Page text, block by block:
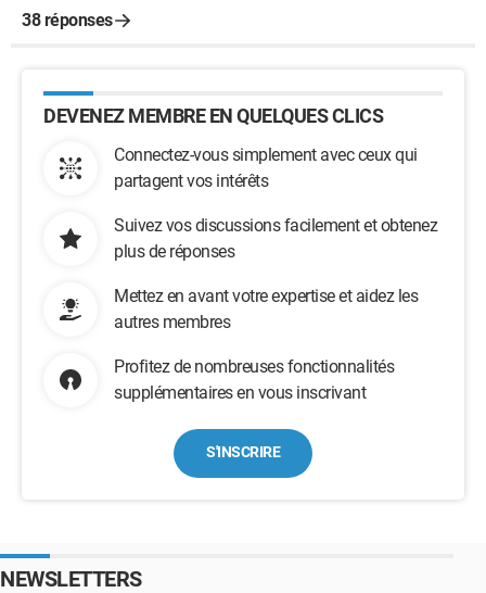
38 réponses
DEVENEZ MEMBRE EN QUELQUES CLICS
Connectez-vous simplement avec ceux qui
partagent vos intérêts
Suivez vos discussions facilement et obtenez
plus de réponses
Mettez en avant votre expertise et aidez les
autres membres
Profitez de nombreuses fonctionnalités
supplémentaires en vous inscrivant
S'INSCRIRE
NEWSLETTERS